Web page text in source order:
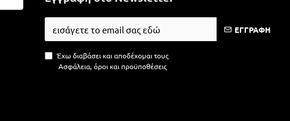
ΕΓΓΡΑΦΗ
Έχω διαβάσει και αποδέχομαι τους
Ασφάλεια, όροι και προϋποθέσεις